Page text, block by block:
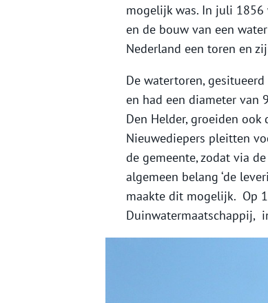
mogelijk was. In juli
en de bouw van een
Nederland een toren en
De watertoren,
en had een diameter van
Den Helder, groeiden ook
Nieuwediepers pleitten
de gemeente, zodat via
algemeen belang ‘de
maakte dit mogelijk. Op
Duinwatermaatschappij,